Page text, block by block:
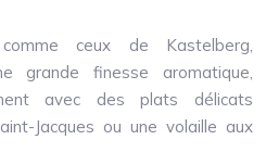
ceux de Kastelberg,
grande finesse aromatique,
avec des plats délicats
Jacques ou une volaille aux